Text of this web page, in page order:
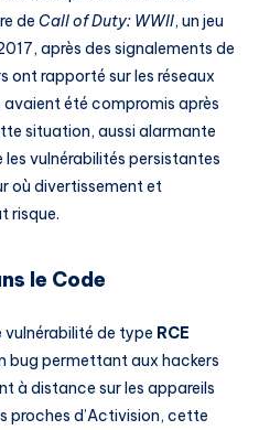
de Call of Duty: WWII, un jeu
après des signalements de
ont rapporté sur les réseaux
été compromis après
situation, aussi alarmante
les vulnérabilités persistantes
où divertissement et
risque.
le Code
vulnérabilité de type RCE
bug permettant aux hackers
à distance sur les appareils
proches d’Activision, cette